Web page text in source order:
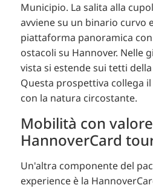
Municipio. La salita alla
avviene su un binario curvo
piattaforma panoramica
ostacoli su Hannover. Nelle
vista si estende sui tetti
Questa prospettiva collega
con la natura circostante.
Mobilità con
HannoverCard
Un'altra componente del
experience è la